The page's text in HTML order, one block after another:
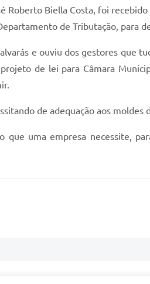
Roberto Biella Costa, foi
de Tributação, para
e ouviu dos gestores que
de lei para Câmara
de adequação aos moldes
uma empresa necessite,